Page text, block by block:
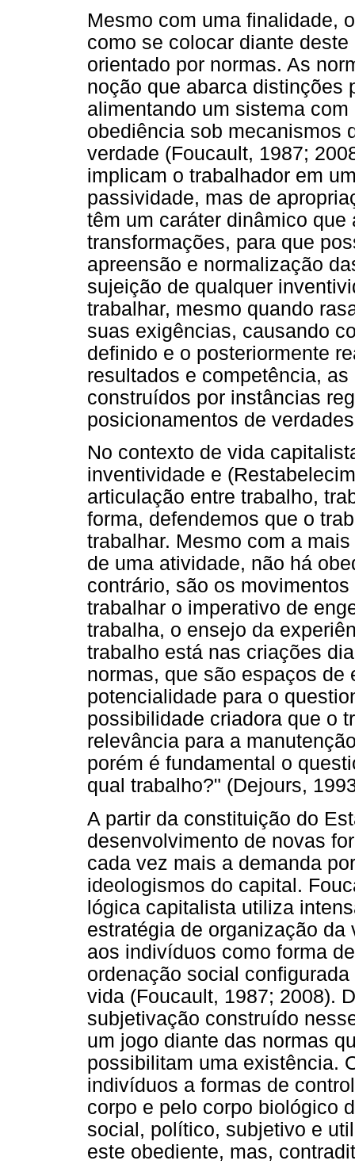
Mesmo com uma finalidade,
como se colocar diante
orientado por normas. As
noção que abarca distinções
alimentando um sistema
obediência sob mecanismos
verdade (Foucault, 1987;
implicam o trabalhador em
passividade, mas de
têm um caráter dinâmico
transformações, para que
apreensão e normalização
sujeição de qualquer
trabalhar, mesmo quando
suas exigências, causando
definido e o posteriormente
resultados e competência,
construídos por instâncias
posicionamentos de
No contexto de vida
inventividade e
articulação entre trabalho,
forma, defendemos que o
trabalhar. Mesmo com a
de uma atividade, não há
contrário, são os
trabalhar o imperativo de
trabalha, o ensejo da
trabalho está nas criações
normas, que são espaços
potencialidade para o
possibilidade criadora que o
relevância para a
porém é fundamental o
qual trabalho?" (Dejours,
A partir da constituição do
desenvolvimento de novas
cada vez mais a demanda
ideologismos do capital.
lógica capitalista utiliza
estratégia de organização
aos indivíduos como forma
ordenação social
vida (Foucault, 1987; 2008).
subjetivação construído
um jogo diante das normas
possibilitam uma existência.
indivíduos a formas de
corpo e pelo corpo biológico
social, político, subjetivo e
este obediente, mas,